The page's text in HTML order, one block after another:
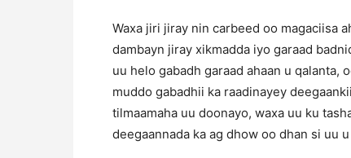
Waxa jiri jiray nin carbeed oo magaciisa
dambayn jiray xikmadda iyo garaad
uu helo gabadh garaad ahaan u qalanta,
muddo gabadhii ka raadinayey
tilmaamaha uu doonayo, waxa uu ku
deegaannada ka ag dhow oo dhan si uu